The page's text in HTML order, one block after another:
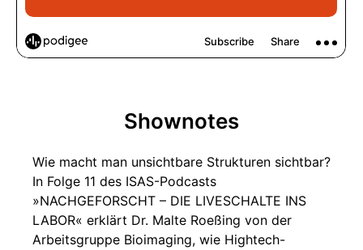
Shownotes
Wie macht man unsichtbare Strukturen sichtbar?
In Folge 11 des ISAS-Podcasts
»NACHGEFORSCHT – DIE LIVESCHALTE INS
LABOR« erklärt Dr. Malte Roeßing von der
Arbeitsgruppe Bioimaging, wie Hightech-